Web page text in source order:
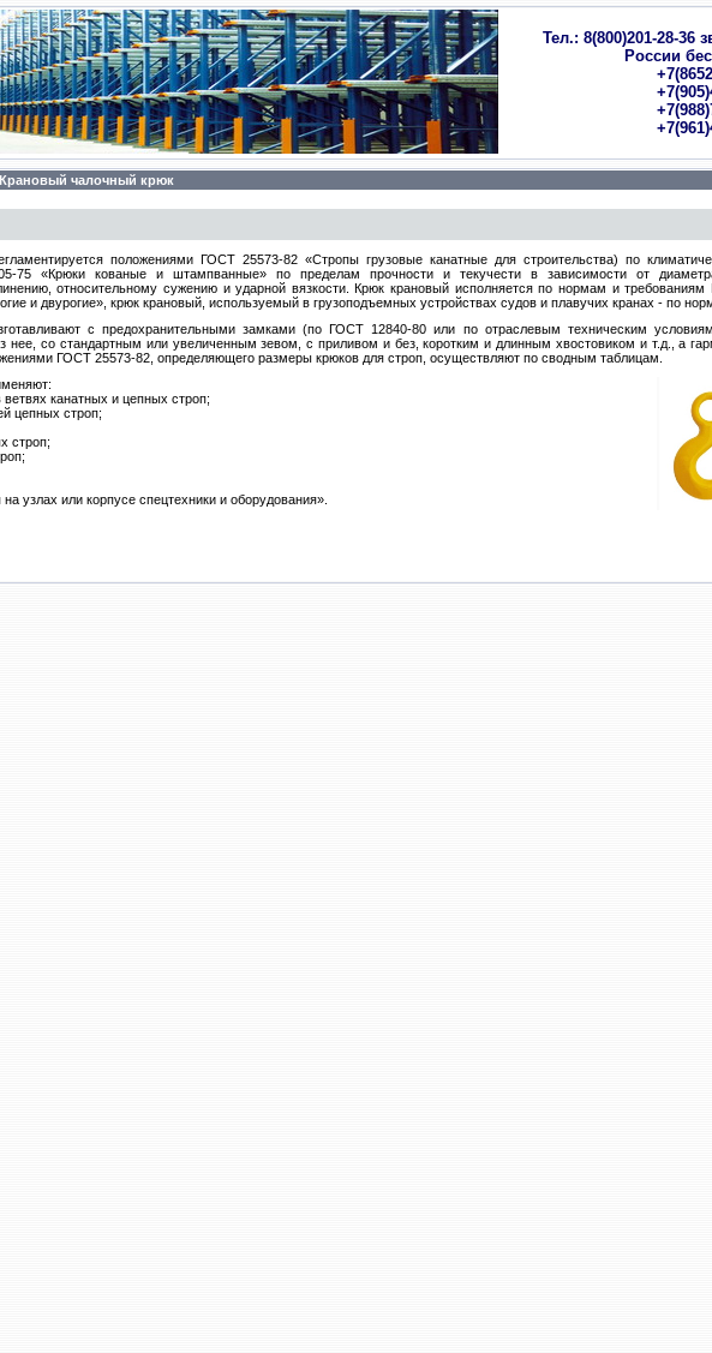
Тел.: 8(800)201-28-36
России
Крановый чалочный крюк
положениями ГОСТ 25573-82 «Стропы грузовые канатные для строительства) по
75 «Крюки кованые и штампванные» по пределам прочности и текучести в зависимости от
относительному сужению и ударной вязкости. Крюк крановый исполняется по нормам и
и двурогие», крюк крановый, используемый в грузоподъемных устройствах судов и плавучих кранах - по
с предохранительными замками (по ГОСТ 12840-80 или по отраслевым техническим
нее, со стандартным или увеличенным зевом, с приливом и без, коротким и длинным хвостовиком и т.д., а
ГОСТ 25573-82, определяющего размеры крюков для строп, осуществляют по сводным таблицам.
канатных и цепных строп;
цепных строп;
строп;
узлах или корпусе спецтехники и оборудования».